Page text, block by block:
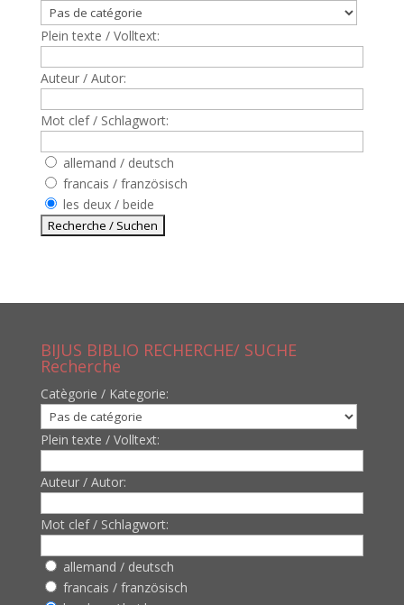
Plein texte / Volltext:
Auteur / Autor:
Mot clef / Schlagwort:
allemand / deutsch
francais / französisch
les deux / beide
BIJUS BIBLIO RECHERCHE/ SUCHE
Recherche
Catègorie / Kategorie:
Plein texte / Volltext:
Auteur / Autor:
Mot clef / Schlagwort:
allemand / deutsch
francais / französisch